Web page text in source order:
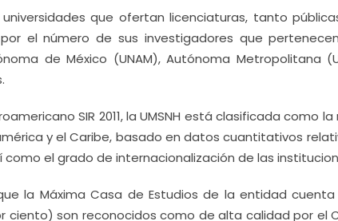
que ofertan licenciaturas, tanto
el número de sus investigadores que
de México (UNAM), Autónoma Metropolitana
SIR 2011, la UMSNH está clasificada como
y el Caribe, basado en datos cuantitativos
el grado de internacionalización de las
la Máxima Casa de Estudios de la entidad
ciento) son reconocidos como de alta calidad por el